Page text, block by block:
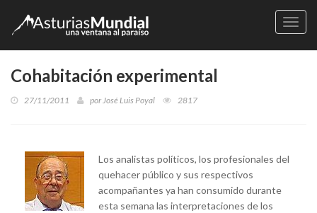
Cohabitación experimental
27/11/2011 porJosé Luis Poyal 2817
Los analistas políticos, los profesionales del
quehacer público y sus respectivos
acompañantes ya han consumido durante
esta semana las interpretaciones de los